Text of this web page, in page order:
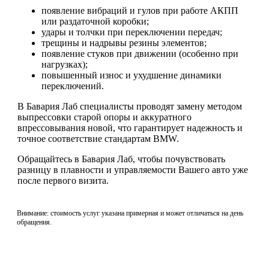
появление вибраций и гулов при работе АКПП
или раздаточной коробки;
удары и толчки при переключении передач;
трещины и надрывы резины элементов;
появление стуков при движении (особенно при
нагрузках);
повышенный износ и ухудшение динамики
переключений.
В Бавария Лаб специалисты проводят замену методом
выпрессовки старой опоры и аккуратного
впрессовывания новой, что гарантирует надежность и
точное соответствие стандартам BMW.
Обращайтесь в Бавария Лаб, чтобы почувствовать
разницу в плавности и управляемости Вашего авто уже
после первого визита.
Внимание: стоимость услуг указана примерная и может отличаться на день
обращения.